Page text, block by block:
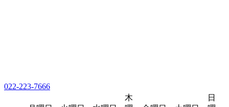
022-223-7666
木
日